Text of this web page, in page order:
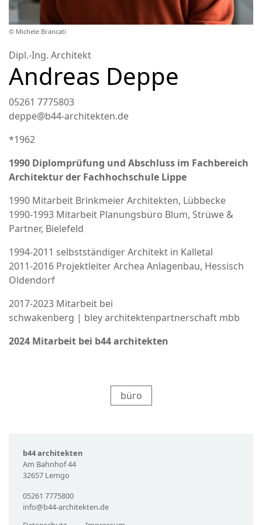
© Michele Brancati
Dipl.-Ing. Architekt
Andreas Deppe
05261 7775803
deppe@b44-architekten.de
*1962
1990 Diplomprüfung und Abschluss im Fachbereich
Architektur der Fachhochschule Lippe
1990 Mitarbeit Brinkmeier Architekten, Lübbecke
1990-1993 Mitarbeit Planungsbüro Blum, Strüwe &
Partner, Bielefeld
1994-2011 selbstständiger Architekt in Kalletal
2011-2016 Projektleiter Archea Anlagenbau, Hessisch
Oldendorf
2017-2023 Mitarbeit bei
schwakenberg | bley architektenpartnerschaft mbb
2024 Mitarbeit bei b44 architekten
büro
b44 architekten
Am Bahnhof 44
32657 Lemgo
05261 7775800
info@b44-architekten.de